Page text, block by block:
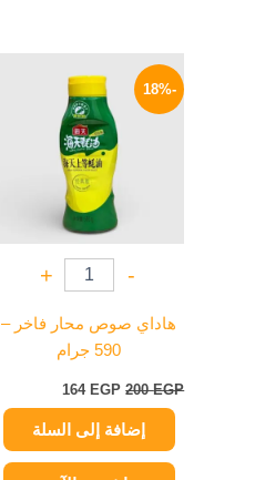
-18%
-
+
هاداي صوص محار فاخر –
590 جرام
200EGP
الأصلي
هو:
200 EGP.
164 EGP
164 EGP.
إضافة إلى السلة